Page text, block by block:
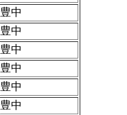
豊中
豊中
豊中
豊中
豊中
豊中